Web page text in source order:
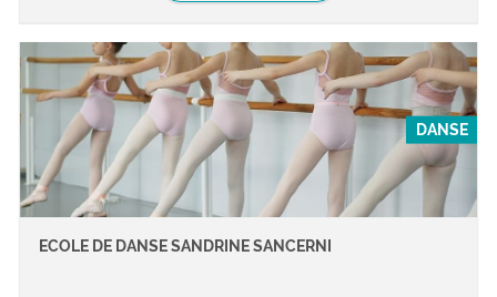
DANSE
ECOLE DE DANSE SANDRINE SANCERNI